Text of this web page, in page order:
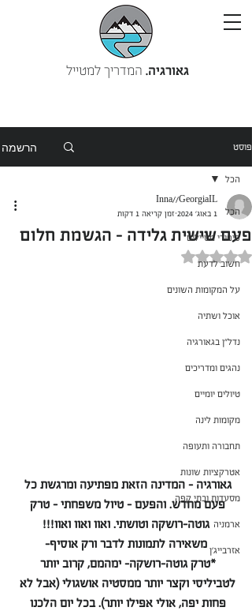
גאורגיה. המדריך למטייל
פוסט הרשמה
הכל
סיפורי מטיילים
חשוב לדעת
על המקומות השונים
אוכל ושתיה
נדל"ן בגאורגיה
נהגים ומדריכים
טיולים יומיים
מקומות לינה
תחבורה ותעופה
אטרקציות שונות
מסעדות ובתי קפה
ארמניה
אזרבייג'ן
הכל
פעם שישית גלידה - הגשמת חלום
Inna//GeorgiaIL
1 באוג׳ 2024
זמן קריאה 1 דקות
דירוג של NaN מתוך 5 כוכבים
גאורגיה - המדינה הזאת מפתיעה ומרגשת כל
פעם מחדש. והפעם - טיול משפחתי - טרק
גוטה-רושקה וטושתי. ואוו ואוו ואוו!!!
משאירה לתמונות לדבר ורק אוסיף-
*טרק גוטה-רושקה- ימהמם, קרוב יותר
לטביליסי וקצר יותר ממסטיה אושגולי (אבל לא
פחות יפה, אולי אפילו יותר). בכל יום הלכנו